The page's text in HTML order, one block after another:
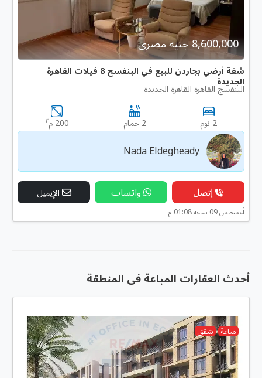
8,600,000 جنية مصرى
شقة أرضي بجاردن للبيع في البنفسج 8 فيلات القاهرة
الجديدة
البنفسج القاهرة القاهرة الجديدة
2 نوم 2 حمام 200 م ٢
Nada Eldegheady
إتصل واتساب الإيميل
أغسطس 09 ساعه 01:08 م
أحدث العقارات المباعة فى المنطقة
مباعة شقق